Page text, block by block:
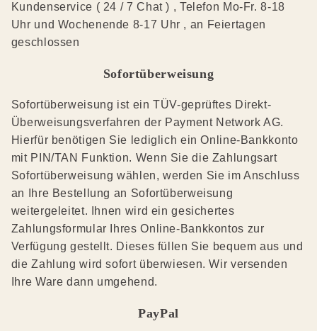
Kundenservice ( 24 / 7 Chat ) , Telefon Mo-Fr. 8-18
Uhr und Wochenende 8-17 Uhr , an Feiertagen
geschlossen
Sofortüberweisung
Sofortüberweisung ist ein TÜV-geprüftes Direkt-
Überweisungsverfahren der Payment Network AG.
Hierfür benötigen Sie lediglich ein Online-Bankkonto
mit PIN/TAN Funktion. Wenn Sie die Zahlungsart
Sofortüberweisung wählen, werden Sie im Anschluss
an Ihre Bestellung an Sofortüberweisung
weitergeleitet. Ihnen wird ein gesichertes
Zahlungsformular Ihres Online-Bankkontos zur
Verfügung gestellt. Dieses füllen Sie bequem aus und
die Zahlung wird sofort überwiesen. Wir versenden
Ihre Ware dann umgehend.
PayPal